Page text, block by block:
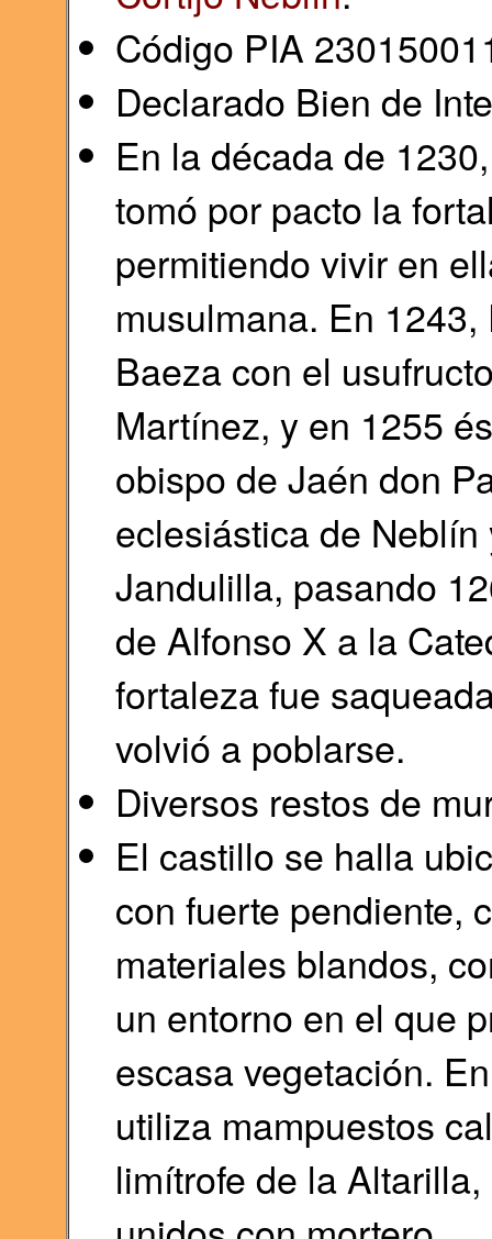
Código PIA
Declarado Bien de
En la década de
tomó por pacto la
permitiendo vivir en
musulmana. En
Baeza con el
Martínez, y en 1255
obispo de Jaén don
eclesiástica de
Jandulilla, pasando
de Alfonso X a la
fortaleza fue
volvió a poblarse.
Diversos restos de
El castillo se halla
con fuerte pendiente,
materiales blandos,
un entorno en el que
escasa vegetación.
utiliza mampuestos
limítrofe de la